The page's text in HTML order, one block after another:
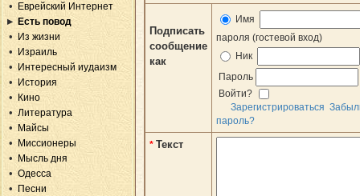
Еврейский Интернет
Есть повод
Из жизни
Израиль
Интересный иудаизм
История
Кино
Литература
Майсы
Миссионеры
Мысль дня
Одесса
Песни
Подписать
сообщение
как
Имя
пароля (гостевой вход)
Ник
Пароль
Войти?
Зарегистрироваться
пароль?
* Текст